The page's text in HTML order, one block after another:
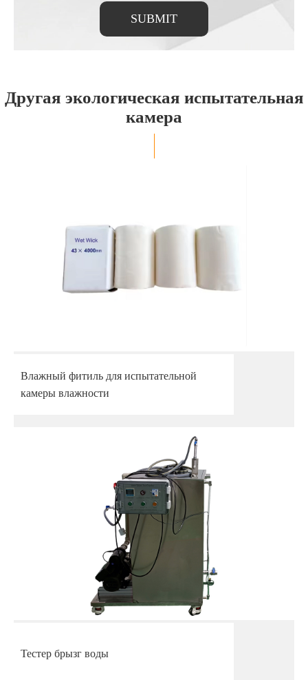
SUBMIT
Другая экологическая испытательная
камера
Влажный фитиль для испытательной
камеры влажности
Тестер брызг воды